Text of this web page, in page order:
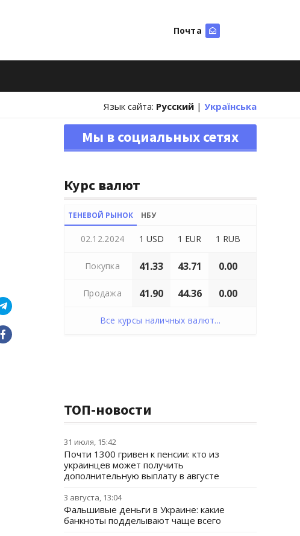
Почта
Язык сайта: Русский | Українська
Мы в социальных сетях
Курс валют
ТЕНЕВОЙ РЫНОК НБУ
02.12.2024 1 USD 1 EUR 1 RUB
Покупка 41.33 43.71 0.00
Продажа 41.90 44.36 0.00
Все курсы наличных валют...
ТОП-новости
31 июля, 15:42
Почти 1300 гривен к пенсии: кто из
украинцев может получить
дополнительную выплату в августе
3 августа, 13:04
Фальшивые деньги в Украине: какие
банкноты подделывают чаще всего